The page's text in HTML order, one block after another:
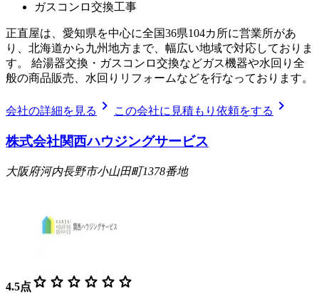
ガスコンロ交換工事
正直屋は、愛知県を中心に全国36県104カ所に営業所があ
り、北海道から九州地方まで、幅広い地域で対応しておりま
す。 給湯器交換・ガスコンロ交換などガス機器や水回り全
般の商品販売、水回りリフォームなどを行なっております。
会社の詳細を見る chevron_right この会社に見積もり依頼をする chevron_right
株式会社関西ハウジングサービス
大阪府河内長野市小山田町1378番地
4.5点 star star star star star star